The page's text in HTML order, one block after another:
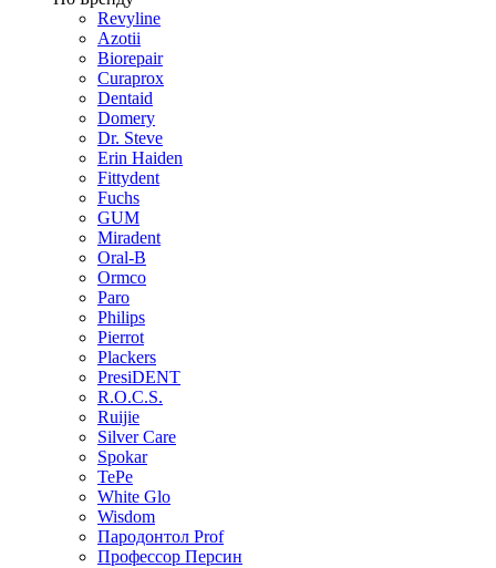
Revyline
Azotii
Biorepair
Curaprox
Dentaid
Domery
Dr. Steve
Erin Haiden
Fittydent
Fuchs
GUM
Miradent
Oral-B
Ormco
Paro
Philips
Pierrot
Plackers
PresiDENT
R.O.C.S.
Ruijie
Silver Care
Spokar
TePe
White Glo
Wisdom
Пародонтол Prof
Профессор Персин